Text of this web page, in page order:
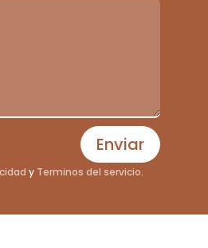
Enviar
yTerminos del servicio.